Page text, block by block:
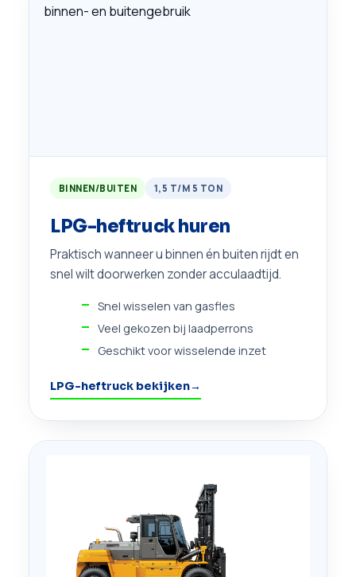
BINNEN/BUITEN 1,5 T/M 5 TON
LPG-heftruck huren
Praktisch wanneer u binnen én buiten rijdt en
snel wilt doorwerken zonder acculaadtijd.
Snel wisselen van gasfles
Veel gekozen bij laadperrons
Geschikt voor wisselende inzet
LPG-heftruck bekijken→